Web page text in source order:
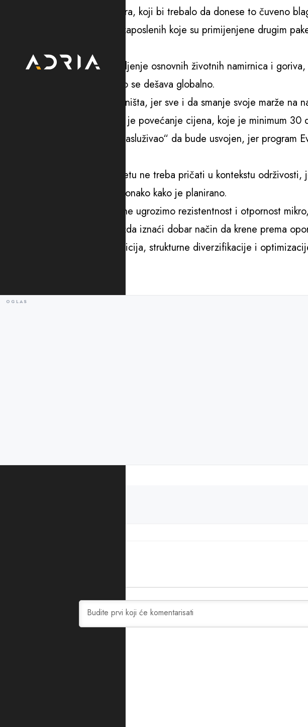
„Veoma je bitno do 1. februara, koji bi trebalo da donese to čuveno
koristile stimulacije oko novozaposlenih koje su primijenjene drugim
Ona je, komentarišući poskupljenje osnovnih životnih namirnica i
ekonomije na ledini onoga što se dešava globalno.
„Tu naši privrednici ne mogu ništa, jer sve i da smanje svoje marže na
dalje pod uticajem onoga što je povećanje cijena, koje je minimum 30
Ona smatra da budžet „nije zasluživao“ da bude usvojen, jer program
Kasalica je dodala da o budžetu ne treba pričati u kontekstu
već da li će se on realizovati onako kako je planirano.
„Šta god da se desi, ukoliko ne ugrozimo rezistentnost i otpornost
crnogorska ekonomija će možda iznaći dobar način da krene prema
Ona je poručila da bez investicija, strukturne diverzifikacije i